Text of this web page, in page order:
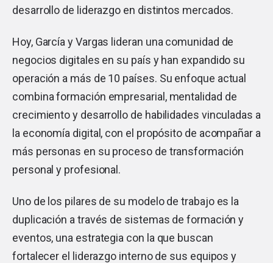
desarrollo de liderazgo en distintos mercados.
Hoy, García y Vargas lideran una comunidad de
negocios digitales en su país y han expandido su
operación a más de 10 países. Su enfoque actual
combina formación empresarial, mentalidad de
crecimiento y desarrollo de habilidades vinculadas a
la economía digital, con el propósito de acompañar a
más personas en su proceso de transformación
personal y profesional.
Uno de los pilares de su modelo de trabajo es la
duplicación a través de sistemas de formación y
eventos, una estrategia con la que buscan
fortalecer el liderazgo interno de sus equipos y